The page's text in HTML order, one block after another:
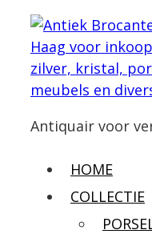
Antiquair voor
HOME
COLLECTIE